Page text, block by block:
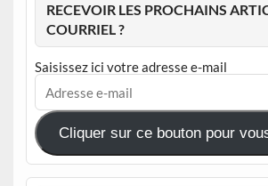
RECEVOIR LES PROCHAINS
COURRIEL ?
Saisissez ici votre adresse e-mail
Adresse
mail
Cliquer sur ce bouton pour